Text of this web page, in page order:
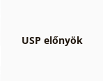
USP előnyök